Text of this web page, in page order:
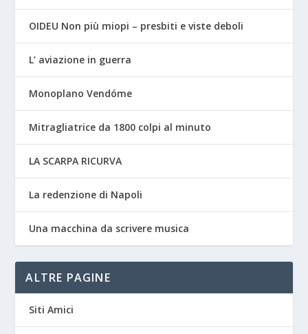
OIDEU Non più miopi – presbiti e viste deboli
L’ aviazione in guerra
Monoplano Vendóme
Mitragliatrice da 1800 colpi al minuto
LA SCARPA RICURVA
La redenzione di Napoli
Una macchina da scrivere musica
ALTRE PAGINE
Siti Amici